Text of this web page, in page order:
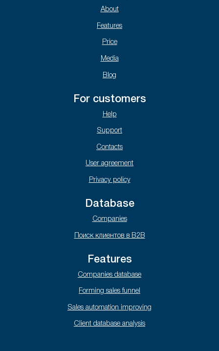
About
Features
Price
Media
Blog
For customers
Help
Support
Contacts
User agreement
Privacy policy
Database
Companies
Поиск клиентов в B2B
Features
Companies database
Forming sales funnel
Sales automation improving
Client database analysis